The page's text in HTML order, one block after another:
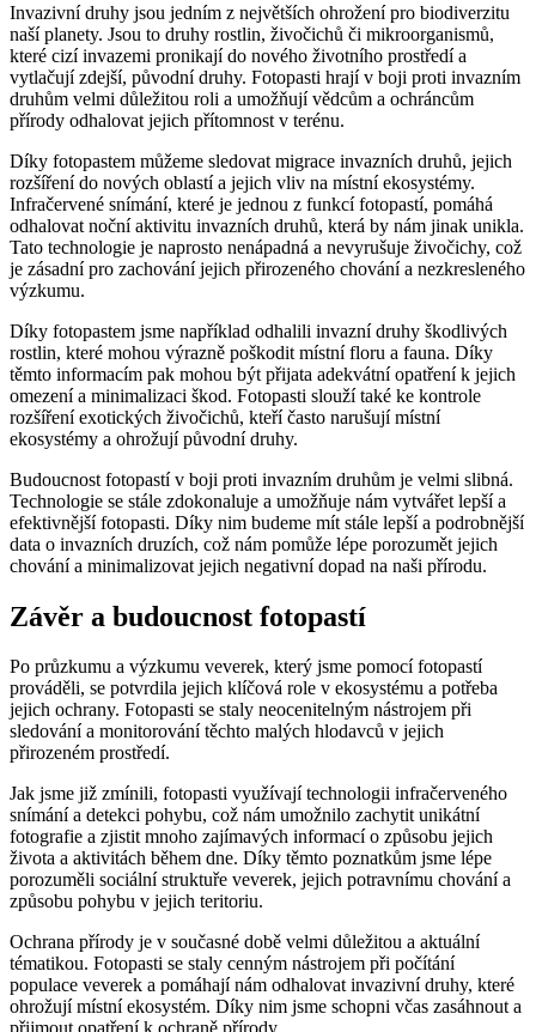
Invazivní druhy jsou jedním z největších ohrožení pro biodiverzitu
naší planety. Jsou to druhy rostlin, živočichů či mikroorganismů,
které cizí invazemi pronikají do nového životního prostředí a
vytlačují zdejší, původní druhy. Fotopasti hrají v boji proti invazním
druhům velmi důležitou roli a umožňují vědcům a ochráncům
přírody odhalovat jejich přítomnost v terénu.
Díky fotopastem můžeme sledovat migrace invazních druhů, jejich
rozšíření do nových oblastí a jejich vliv na místní ekosystémy.
Infračervené snímání, které je jednou z funkcí fotopastí, pomáhá
odhalovat noční aktivitu invazních druhů, která by nám jinak unikla.
Tato technologie je naprosto nenápadná a nevyrušuje živočichy, což
je zásadní pro zachování jejich přirozeného chování a nezkresleného
výzkumu.
Díky fotopastem jsme například odhalili invazní druhy škodlivých
rostlin, které mohou výrazně poškodit místní floru a fauna. Díky
těmto informacím pak mohou být přijata adekvátní opatření k jejich
omezení a minimalizaci škod. Fotopasti slouží také ke kontrole
rozšíření exotických živočichů, kteří často narušují místní
ekosystémy a ohrožují původní druhy.
Budoucnost fotopastí v boji proti invazním druhům je velmi slibná.
Technologie se stále zdokonaluje a umožňuje nám vytvářet lepší a
efektivnější fotopasti. Díky nim budeme mít stále lepší a podrobnější
data o invazních druzích, což nám pomůže lépe porozumět jejich
chování a minimalizovat jejich negativní dopad na naši přírodu.
Závěr a budoucnost fotopastí
Po průzkumu a výzkumu veverek, který jsme pomocí fotopastí
prováděli, se potvrdila jejich klíčová role v ekosystému a potřeba
jejich ochrany. Fotopasti se staly neocenitelným nástrojem při
sledování a monitorování těchto malých hlodavců v jejich
přirozeném prostředí.
Jak jsme již zmínili, fotopasti využívají technologii infračerveného
snímání a detekci pohybu, což nám umožnilo zachytit unikátní
fotografie a zjistit mnoho zajímavých informací o způsobu jejich
života a aktivitách během dne. Díky těmto poznatkům jsme lépe
porozuměli sociální struktuře veverek, jejich potravnímu chování a
způsobu pohybu v jejich teritoriu.
Ochrana přírody je v současné době velmi důležitou a aktuální
tématikou. Fotopasti se staly cenným nástrojem při počítání
populace veverek a pomáhají nám odhalovat invazivní druhy, které
ohrožují místní ekosystém. Díky nim jsme schopni včas zasáhnout a